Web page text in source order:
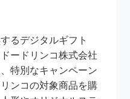
るデジタルギフト
ードリンコ株式会社
特別なキャンペーン
ンコの対象商品を購